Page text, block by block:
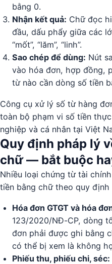
bằng 0.
Nhận kết quả: Chữ đọc
đầu, dấu phẩy giữa các
“mốt”, “lăm”, “linh”.
Sao chép để dùng: Nút
vào hóa đơn, hợp đồng,
từ nào cần dòng số tiền
Công cụ xử lý số từ hàng
toàn bộ phạm vi số tiền
nghiệp và cá nhân tại Việt
Quy định pháp lý
chữ — bắt buộc
Nhiều loại chứng từ tài
tiền bằng chữ theo quy định
Hóa đơn GTGT và hóa
123/2020/NĐ-CP, dòng
đơn phải được ghi bằng
có thể bị xem là không
Phiếu thu, phiếu chi, séc: